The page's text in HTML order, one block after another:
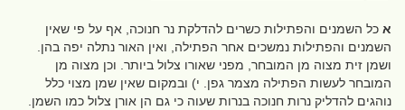
א כל השמנים והפתילות כשרים להדלקת נר חנוכה, אף על פי שאין
השמנים והפתילות נמשכים אחר הפתילה, ואין האור נתלה יפה בהן.
ושמן זית מצוה מן המובחר, מפני שאורו צלול ביותר. וכן מצוה מן
המובחר לעשות הפתילה מצמר גפן. י) ובמקום שאין שמן מצוי כלל
נוהגים להדליק נרות חנוכה בנרות שעוה כי גם הן אורן צלול כמו השמן.